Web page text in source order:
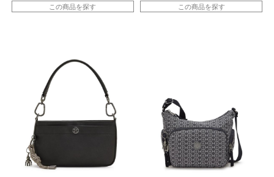
この商品を探す この商品を探す